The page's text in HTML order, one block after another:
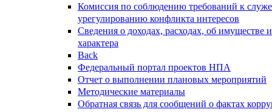
Комиссия по соблюдению требований к
урегулированию конфликта интересов
Сведения о доходах, расходах, об имуществе
характера
Back
Федеральный портал проектов НПА
Отчет о выполнении плановых мероприятий
Методические материалы
Обратная связь для сообщений о фактах